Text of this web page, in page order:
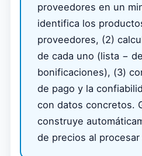
proveedores en un
identifica los
proveedores, (2)
de cada uno (lista −
bonificaciones), (3)
de pago y la
con datos concretos.
construye
de precios al procesar